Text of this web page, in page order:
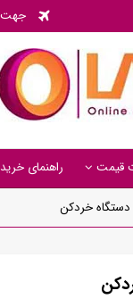
جهت
قیمت راهنمای
دستگاه خردکن